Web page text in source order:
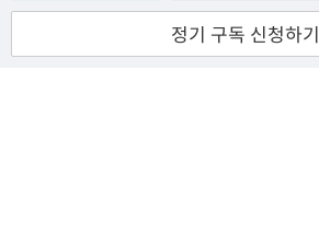
정기 구독 신청하기